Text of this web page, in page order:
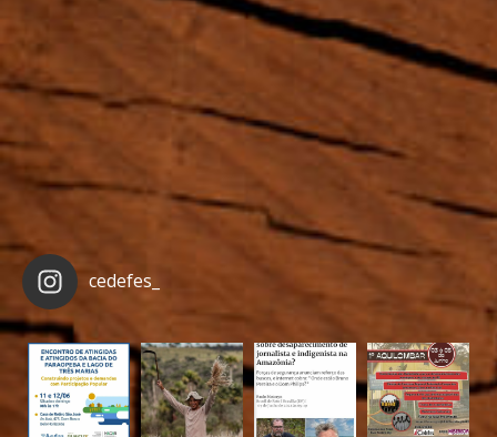
cedefes_